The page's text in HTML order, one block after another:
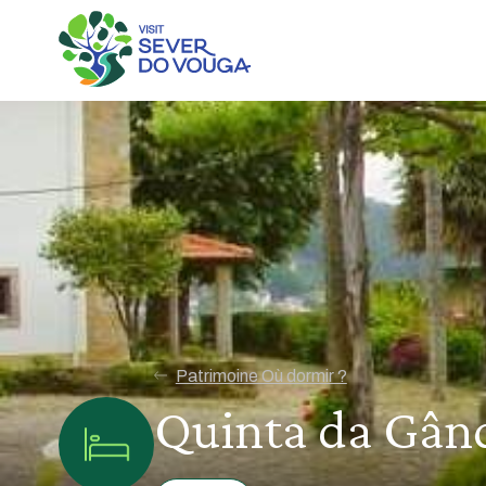
Patrimoine Où dormir ?
Quinta da